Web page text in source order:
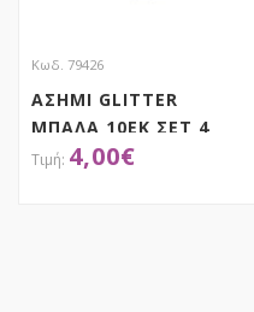
Κωδ. 79426
ΑΣΗΜΙ GLITTER
ΜΠΑΛΑ 10ΕΚ ΣΕΤ 4
4,00€